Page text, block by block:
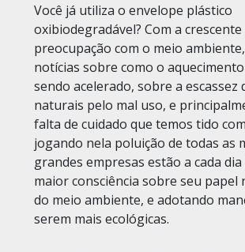
Você já utiliza o envelope plástico
oxibiodegradável? Com a crescente
preocupação com o meio
notícias sobre como o
sendo acelerado, sobre a escassez
naturais pelo mal uso, e
falta de cuidado que temos tido
jogando nela poluição de todas as
grandes empresas estão a cada
maior consciência sobre seu papel
do meio ambiente, e adotando
serem mais ecológicas.